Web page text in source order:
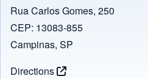
Rua Carlos Gomes, 250
CEP: 13083-855
Campinas, SP
Directions